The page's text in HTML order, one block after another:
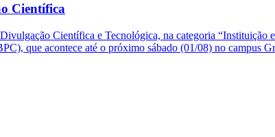
Científica
Científica e Tecnológica, na categoria
que acontece até o próximo sábado (01/08) no campus